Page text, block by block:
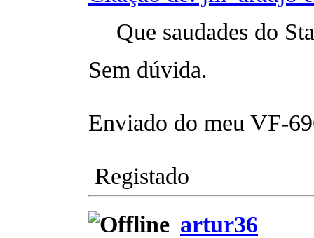
Que saudades do
Sem dúvida.
Enviado do meu VF-
Registado
artur36